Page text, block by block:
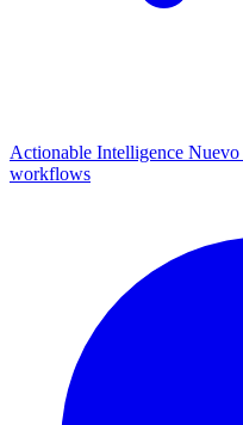
Actionable Intelligence Nuevo
workflows